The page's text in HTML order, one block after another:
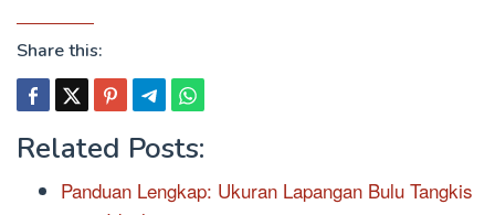
Share this:
Related Posts:
Panduan Lengkap: Ukuran Lapangan Bulu Tangkis